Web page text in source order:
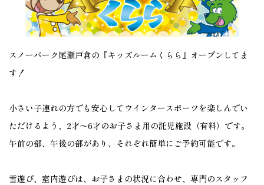
スノーパーク尾瀬戸倉の『キッズルームくらら』オープンしてま
す！
小さい子連れの方でも安心してウインタースポーツを楽しんでい
ただけるよう、2才〜6才のお子さま用の託児施設（有料）です。
午前の部、午後の部があり、それぞれ簡単にご予約可能です。
雪遊び、室内遊びは、お子さまの状況に合わせ、専門のスタッフ